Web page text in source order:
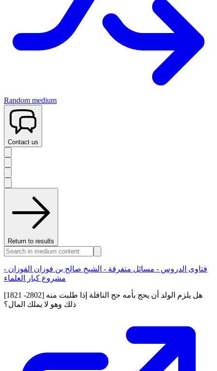
Random medium
Contact us
Return to results
فتاوى الدروس - مسائل متفرقة - الشيخ صالح بن فوزان الفوزان -
مشروع كبار العلماء
[1821 -2802] هل يلزم الولد أن يحج بأمه حج النافلة إذا طلبت منه
ذلك وهو لا يملك المال؟